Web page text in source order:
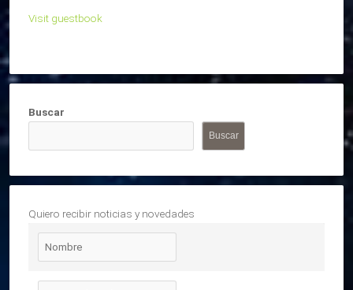
Visit guestbook
Buscar
Buscar
Quiero recibir noticias y novedades